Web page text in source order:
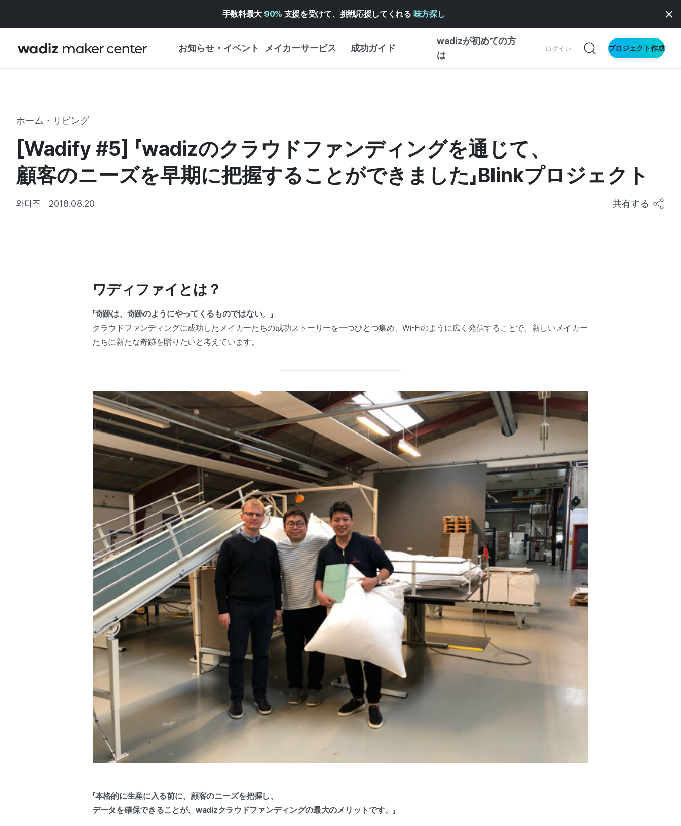
手数料最大 90% 支援を受けて、挑戦応援してくれる 味方探し
お知らせ・イベント メイカーサービス 成功ガイド
wadizが初めての方
は
ログイン プロジェクト作成
企画展カレンダー
セキュリティセンター
支援事業
WADIZアワード ↗︎
成功ストーリー
FOR GLOBAL MAKER
英語ガイド
創作型
ビジネス向け
クラウドファンディング
・インサイト
ホーム・リビング
[Wadify #5] 「wadizのクラウドファンディングを通じて、
顧客のニーズを早期に把握することができました」Blinkプロジェクト
와디즈 2018.08.20 共有する
ワディファイとは？
「奇跡は、奇跡のようにやってくるものではない。」
クラウドファンディングに成功したメイカーたちの成功ストーリーを一つひとつ集め、Wi-Fiのように広く発信することで、新しいメイカー
たちに新たな奇跡を贈りたいと考えています。
「本格的に生産に入る前に、顧客のニーズを把握し、
データを確保できることが、wadizクラウドファンディングの最大のメリットです。」